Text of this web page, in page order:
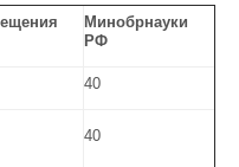
Минобрнауки
РФ
40
40